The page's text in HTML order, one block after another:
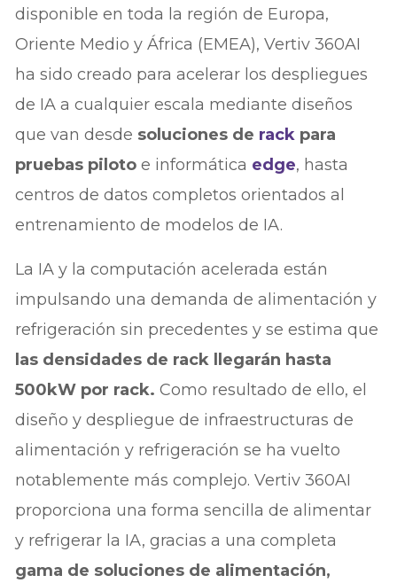
disponible en toda la región de Europa,
Oriente Medio y África (EMEA), Vertiv 360AI
ha sido creado para acelerar los despliegues
de IA a cualquier escala mediante diseños
que van desde soluciones de rack para
pruebas piloto e informática edge, hasta
centros de datos completos orientados al
entrenamiento de modelos de IA.
La IA y la computación acelerada están
impulsando una demanda de alimentación y
refrigeración sin precedentes y se estima que
las densidades de rack llegarán hasta
500kW por rack. Como resultado de ello, el
diseño y despliegue de infraestructuras de
alimentación y refrigeración se ha vuelto
notablemente más complejo. Vertiv 360AI
proporciona una forma sencilla de alimentar
y refrigerar la IA, gracias a una completa
gama de soluciones de alimentación,